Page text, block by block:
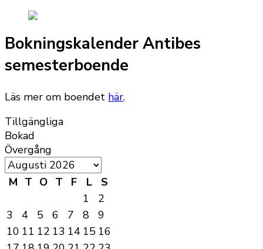
Bokningskalender Antibes
semesterboende
Läs mer om boendet här.
Tillgängliga
Bokad
Övergång
M T O T F L
S
1
2
3
4 5 6 7 8
9
10 11 12 13 14 15 16